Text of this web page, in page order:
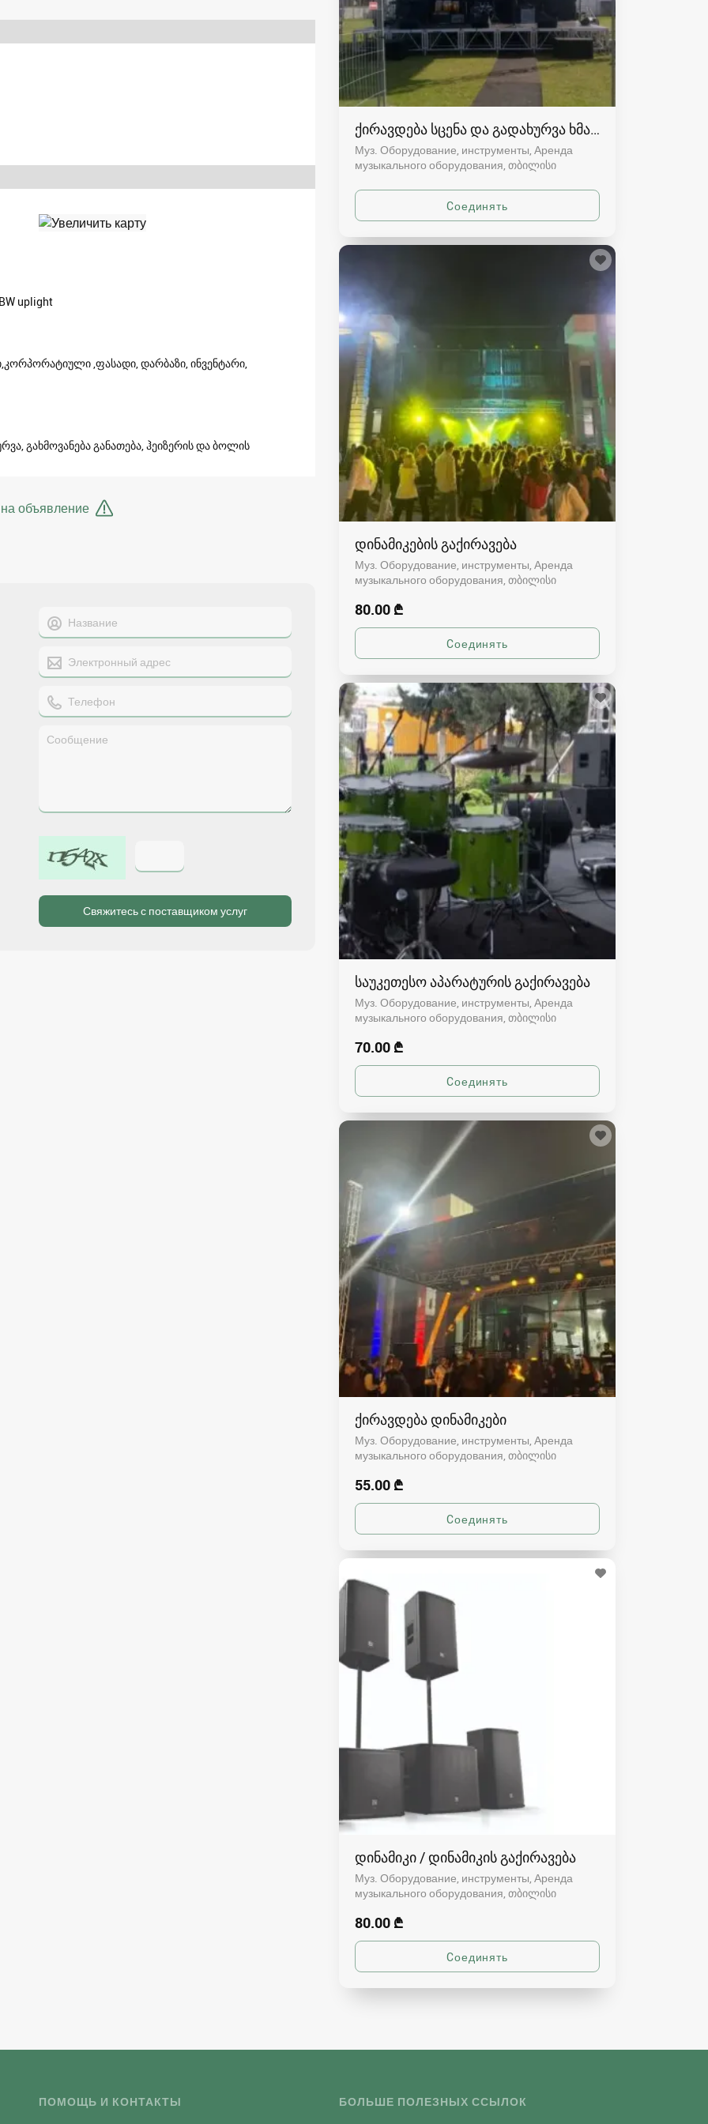
ქირავდება სცენა და გადახურვა ხმა განათება
Муз. Оборудование, инструменты, Аренда
музыкального оборудования თბილისი
დინამიკების გაქირავება
Муз. Оборудование, инструменты, Аренда
музыкального оборудования თბილისი
80.00 ₾
საუკეთესო აპარატურის გაქირავება
Муз. Оборудование, инструменты, Аренда
музыкального оборудования თბილისი
70.00 ₾
ქირავდება დინამიკები
Муз. Оборудование, инструменты, Аренда
музыкального оборудования თბილისი
55.00 ₾
დინამიკი / დინამიკის გაქირავება
Муз. Оборудование, инструменты, Аренда
музыкального оборудования თბილისი
80.00 ₾
uplight
,ფასადი, დარბაზი, ინვენტარი,
გახმოვანება განათება, ჰეიზერის და ბოლის
объявление
ПОМОЩЬ И КОНТАКТЫ БОЛЬШЕ ПОЛЕЗНЫХ ССЫЛОК